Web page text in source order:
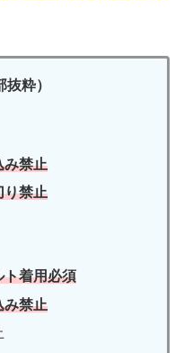
粋）
み禁止
り禁止
ト着用必須
み禁止